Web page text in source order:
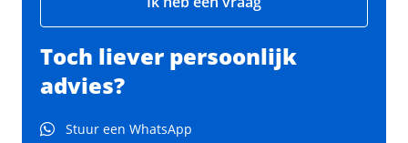
Toch liever persoonlijk
advies?
Stuur een WhatsApp